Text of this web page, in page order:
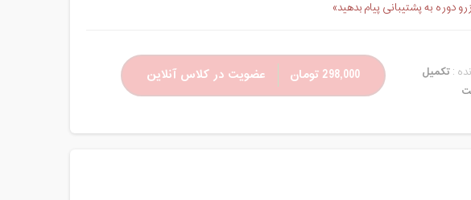
دوره به پشتیبانی پیام بدهید»
:تکمیل
298,000 تومان عضویت در کلاس آنلاین